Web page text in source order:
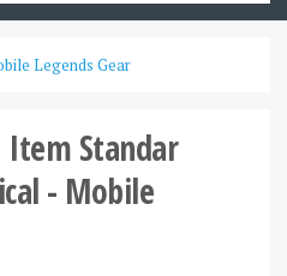
Legends Gear
Item Standar
- Mobile